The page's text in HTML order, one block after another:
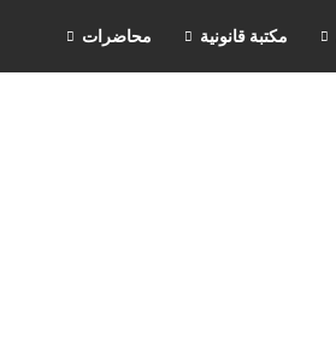
مكتبة قانونية محاضرات